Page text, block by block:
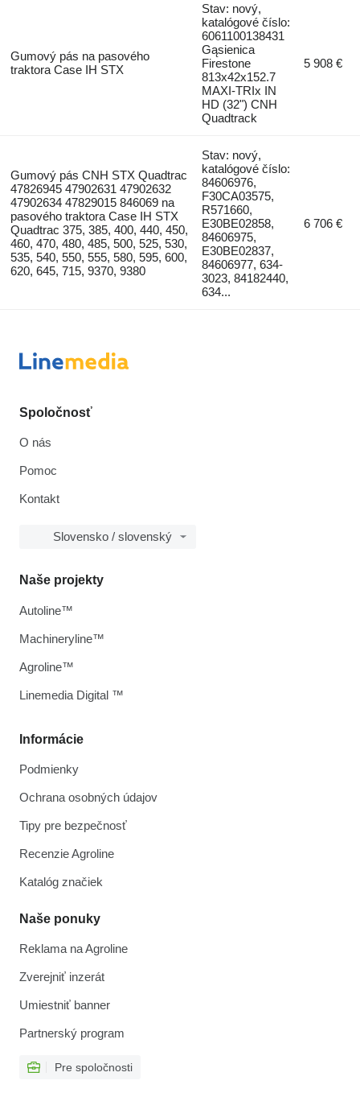
Gumový pás na pasového
traktora Case IH STX
Stav: nový,
katalógové číslo:
6061100138431
Gąsienica
Firestone
813x42x152.7
MAXI-TRIx IN
HD (32") CNH
Quadtrack
5 908 €
Gumový pás CNH STX Quadtrac
47826945 47902631 47902632
47902634 47829015 846069 na
pasového traktora Case IH STX
Quadtrac 375, 385, 400, 440, 450,
460, 470, 480, 485, 500, 525, 530,
535, 540, 550, 555, 580, 595, 600,
620, 645, 715, 9370, 9380
Stav: nový,
katalógové číslo:
84606976,
F30CA03575,
R571660,
E30BE02858,
84606975,
E30BE02837,
84606977, 634-
3023, 84182440,
634...
6 706 €
Spoločnosť
O nás
Pomoc
Kontakt
Slovensko / slovenský
Informácie
Podmienky
Ochrana osobných údajov
Tipy pre bezpečnosť
Recenzie Agroline
Katalóg značiek
Naše ponuky
Reklama na Agroline
Zverejniť inzerát
Umiestniť banner
Partnerský program
Pre spoločnosti
Naše projekty
Autoline™
Machineryline™
Agroline™
Linemedia Digital ™